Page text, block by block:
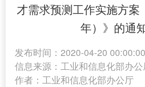
才需求预测工作实施方
年）》的通
发布时间：2020-04-20 00:00:00
信息来源：工业和信息化部办公
作者：工业和信息化部办公厅